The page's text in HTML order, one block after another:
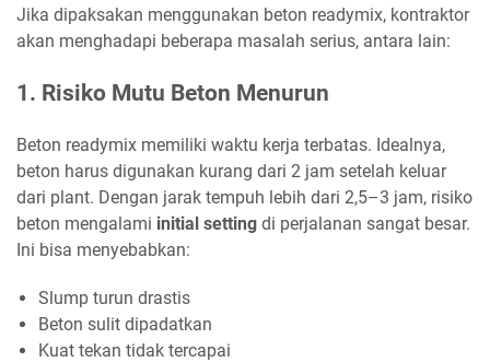
Jika dipaksakan menggunakan beton readymix, kontraktor
akan menghadapi beberapa masalah serius, antara lain:
1. Risiko Mutu Beton Menurun
Beton readymix memiliki waktu kerja terbatas. Idealnya,
beton harus digunakan kurang dari 2 jam setelah keluar
dari plant. Dengan jarak tempuh lebih dari 2,5–3 jam, risiko
beton mengalami initial setting di perjalanan sangat besar.
Ini bisa menyebabkan:
Slump turun drastis
Beton sulit dipadatkan
Kuat tekan tidak tercapai